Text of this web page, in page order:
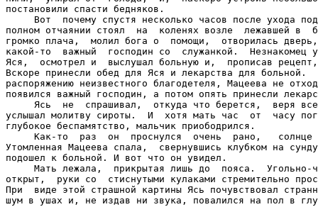
постановили спасти бедняков.
Вот  почему спустя несколько часов после ухода
полном отчаянии стоял  на  коленях возле  лежавшей в
громко плача,  молил бога о  помощи,  отворилась
какой-то  важный  господин со  служанкой.  Незнакомец
Яся,  осмотрел и  выслушал больную и,  прописав
Вскоре принесли обед для Яся и лекарства для больной.
распоряжению неизвестного благодетеля, Мацеева не
появился важный господин, а потом опять принесли
Ясь  не  спрашивал,  откуда что берется,  веря
услышал молитву сироты.  И  хотя мать час  от  часу
глубокое беспамятство, мальчик приободрился.
Как-то  раз  он  проснулся  очень  рано,   солнце
Утомленная Мацеева спала,  свернувшись клубком на
подошел к больной. И вот что он увидел.
Мать лежала,  прикрытая лишь до  пояса.  Угольно-
открыт,  руки со  стиснутыми кулаками стремительно
При  виде этой страшной картины Ясь почувствовал
шум в ушах и, не издав ни звука, повалился на пол в